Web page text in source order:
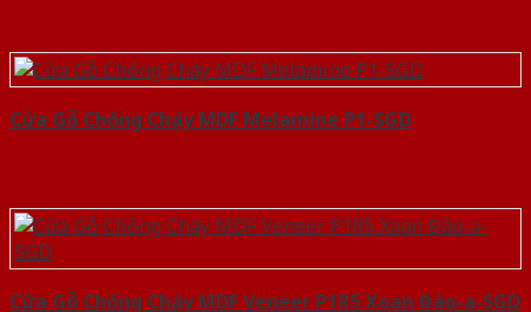
Cửa Gỗ Chống Cháy MDF Melamine P1-SGD
Cửa Gỗ Chống Cháy MDF Veneer P1R5 Xoan Đào-a-SGD